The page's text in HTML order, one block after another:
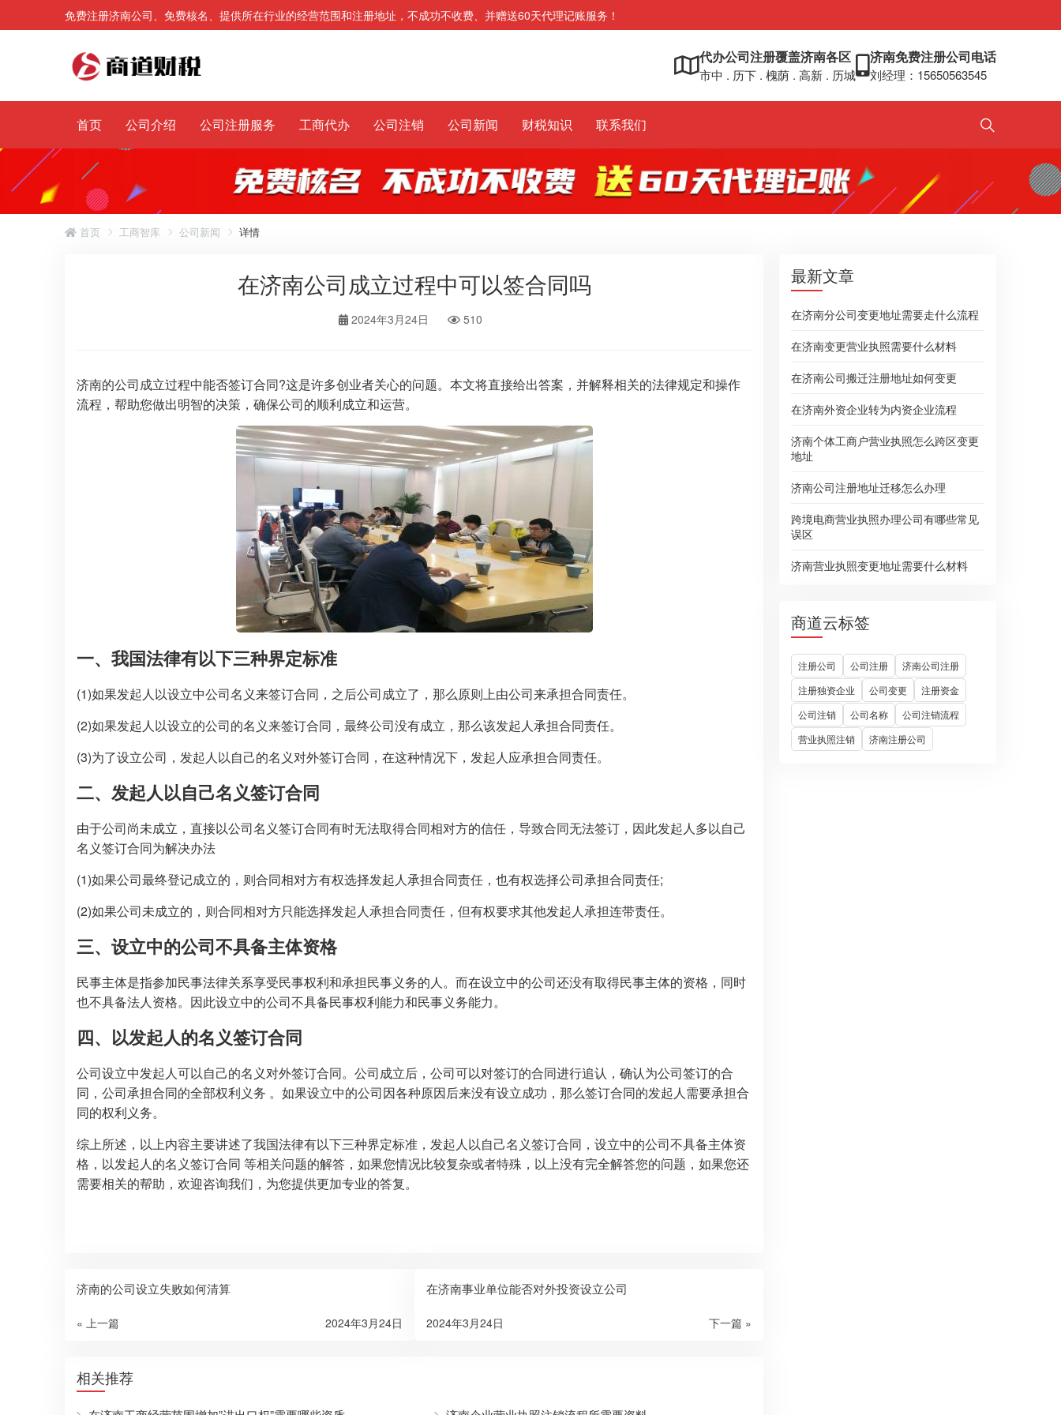
免费注册济南公司、免费核名、提供所在行业的经营范围和注册地址，不成功不收费、并赠送60天代理记账服务！
代办公司注册覆盖济南各区
市中 . 历下 . 槐荫 . 高新 . 历城
济南免费注册公司电话
刘经理：15650563545
首页 公司介绍 公司注册服务 工商代办 公司注销 公司新闻 财税知识 联系我们
首页 工商智库 公司新闻 详情
最新文章
在济南分公司变更地址需要走什么流程
在济南变更营业执照需要什么材料
在济南公司搬迁注册地址如何变更
在济南外资企业转为内资企业流程
济南个体工商户营业执照怎么跨区变更
地址
济南公司注册地址迁移怎么办理
跨境电商营业执照办理公司有哪些常见
误区
济南营业执照变更地址需要什么材料
商道云标签
注册公司 公司注册
济南公司注册
注册独资企业
公司变更
注册资金
公司注销
公司名称
公司注销流程
营业执照注销
济南注册公司
在济南公司成立过程中可以签合同吗
2024年3月24日 510
济南的公司成立过程中能否签订合同?这是许多创业者关心的问题。本文将直接给出答案，并解释相关的法律规定和操作
流程，帮助您做出明智的决策，确保公司的顺利成立和运营。
一、我国法律有以下三种界定标准
(1)如果发起人以设立中公司名义来签订合同，之后公司成立了，那么原则上由公司来承担合同责任。
(2)如果发起人以设立的公司的名义来签订合同，最终公司没有成立，那么该发起人承担合同责任。
(3)为了设立公司，发起人以自己的名义对外签订合同，在这种情况下，发起人应承担合同责任。
二、发起人以自己名义签订合同
由于公司尚未成立，直接以公司名义签订合同有时无法取得合同相对方的信任，导致合同无法签订，因此发起人多以自己
名义签订合同为解决办法
(1)如果公司最终登记成立的，则合同相对方有权选择发起人承担合同责任，也有权选择公司承担合同责任;
(2)如果公司未成立的，则合同相对方只能选择发起人承担合同责任，但有权要求其他发起人承担连带责任。
三、设立中的公司不具备主体资格
民事主体是指参加民事法律关系享受民事权利和承担民事义务的人。而在设立中的公司还没有取得民事主体的资格，同时
也不具备法人资格。因此设立中的公司不具备民事权利能力和民事义务能力。
四、以发起人的名义签订合同
公司设立中发起人可以自己的名义对外签订合同。公司成立后，公司可以对签订的合同进行追认，确认为公司签订的合
同，公司承担合同的全部权利义务 。如果设立中的公司因各种原因后来没有设立成功，那么签订合同的发起人需要承担合
同的权利义务。
综上所述，以上内容主要讲述了我国法律有以下三种界定标准，发起人以自己名义签订合同，设立中的公司不具备主体资
格，以发起人的名义签订合同 等相关问题的解答，如果您情况比较复杂或者特殊，以上没有完全解答您的问题，如果您还
需要相关的帮助，欢迎咨询我们，为您提供更加专业的答复。
济南的公司设立失败如何清算
« 上一篇 2024年3月24日
在济南事业单位能否对外投资设立公司
下一篇 »
2024年3月24日
相关推荐